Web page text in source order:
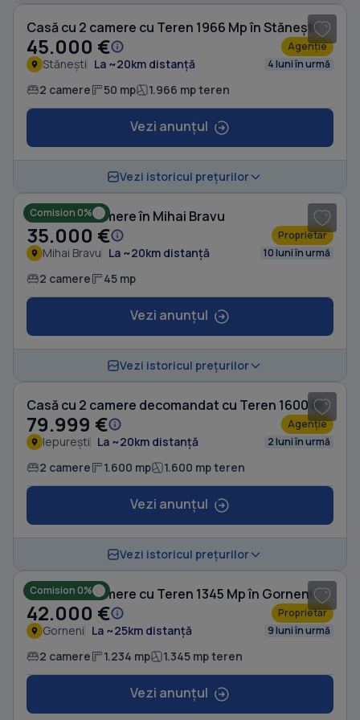
Casă cu 2 camere cu Teren 1966 Mp în Stănești
45.000 € Agenție
Stănești La ~20km distanță 4 luni în urmă
2 camere 50 mp 1.966 mp teren
Vezi anunțul
Vezi istoricul prețurilor
Comision 0%
Casă cu 2 camere în Mihai Bravu
35.000 € Proprietar
Mihai Bravu La ~20km distanță 10 luni în urmă
2 camere 45 mp
Vezi anunțul
Vezi istoricul prețurilor
Casă cu 2 camere decomandat cu Teren 1600 Mp în Iepurești
79.999 € Agenție
Iepurești La ~20km distanță 2 luni în urmă
2 camere 1.600 mp 1.600 mp teren
Vezi anunțul
Vezi istoricul prețurilor
Comision 0%
Casă cu 2 camere cu Teren 1345 Mp în Gorneni
42.000 € Proprietar
Gorneni La ~25km distanță 9 luni în urmă
2 camere 1.234 mp 1.345 mp teren
Vezi anunțul